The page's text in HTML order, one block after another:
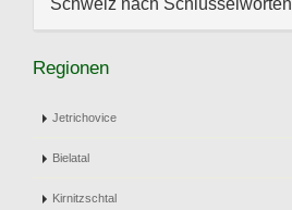
Schweiz nach Schlüsselworten
Regionen
Jetrichovice
Bielatal
Kirnitzschtal